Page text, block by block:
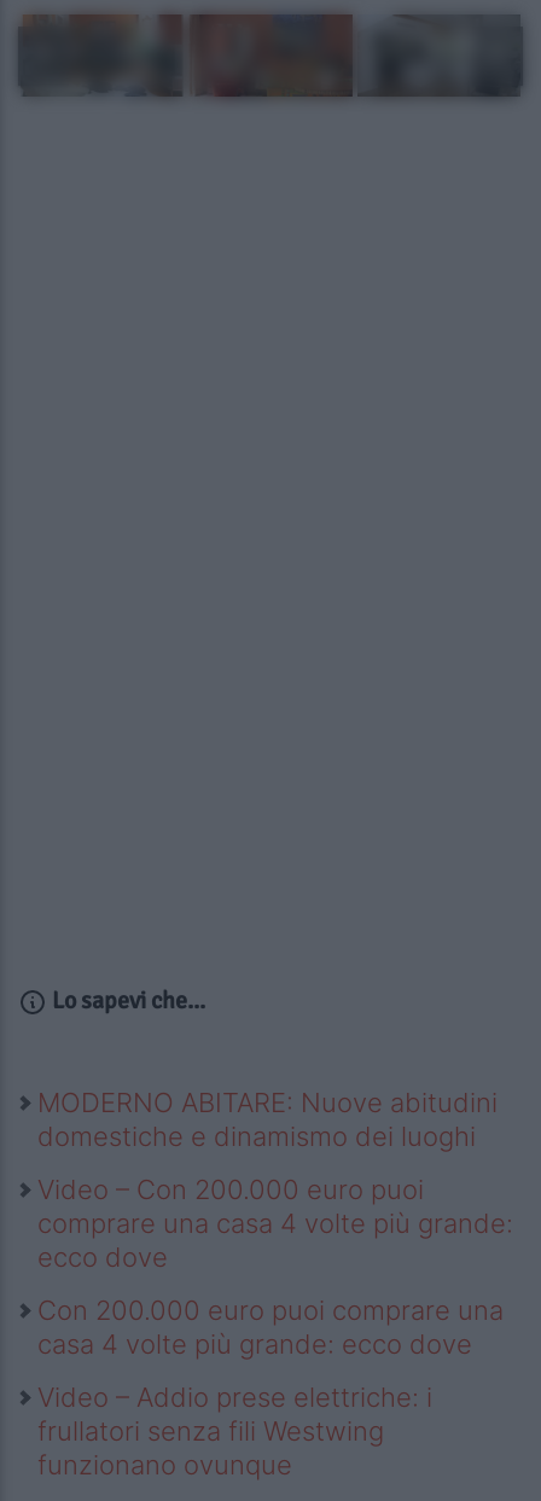
Lo sapevi che...
MODERNO ABITARE: Nuove abitudini
domestiche e dinamismo dei luoghi
Video – Con 200.000 euro puoi
comprare una casa 4 volte più grande:
ecco dove
Con 200.000 euro puoi comprare una
casa 4 volte più grande: ecco dove
Video – Addio prese elettriche: i
frullatori senza fili Westwing
funzionano ovunque